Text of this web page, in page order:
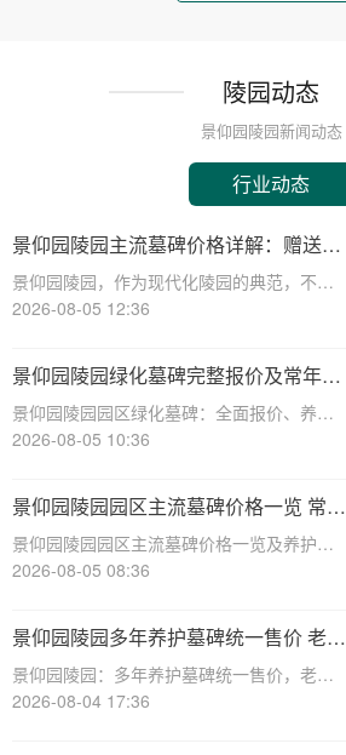
陵园动态
景仰园陵园新闻动态
行业动态
景仰园陵园主流墓碑价格详解：赠送常
年保洁养护及福利活动全解析
景仰园陵园，作为现代化陵园的典范，不仅
为逝者营造庄重肃穆的安息之所，也为生者
墓碑的选择与维护占据核心地位。本文将深
入解析景仰园陵园主流墓碑的价格体系，详
解常年保洁
2026-08-05 12:36
景仰园陵园绿化墓碑完整报价及常年养
护免费政策详解与优势分析
景仰园陵园园区绿化墓碑：全面报价、养护
服务及优势深度解析☎ 景仰园陵园电话:400-
的纪念方式日益多元化。景仰园陵园作为行
业内的佼佼者，特别推出了园区绿
2026-08-05 10:36
景仰园陵园园区主流墓碑价格一览 常年
保洁养护随单赠送详解
景仰园陵园园区主流墓碑价格一览及养护服
务详解☎ 景仰园陵园电话:400-838-5063在
亲人离我们而去，选择一个合适的安息之
地，不仅是对逝者的尊重，也是生者情
2026-08-05 08:36
景仰园陵园多年养护墓碑统一售价 老带
新双方共享优惠活动详解
景仰园陵园：多年养护墓碑统一售价，老带
新双方共享优惠活动详解☎ 景仰园陵园电
2026-08-04 17:36